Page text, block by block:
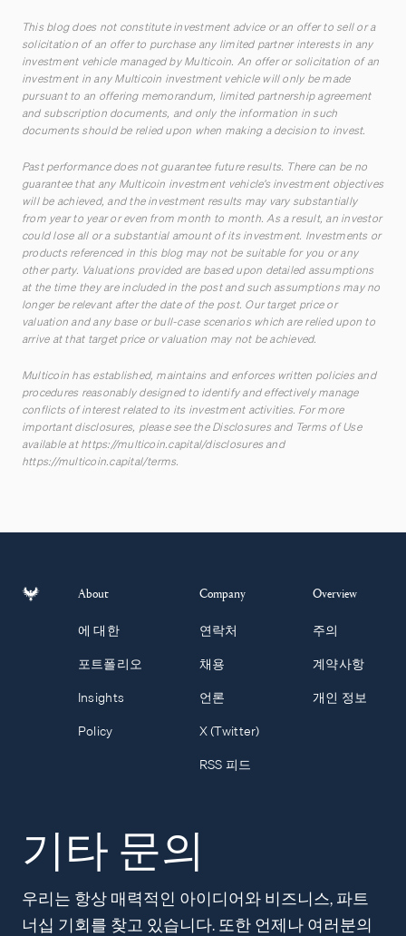
This blog does not constitute investment advice or an offer to sell or a
solicitation of an offer to purchase any limited partner interests in any
investment vehicle managed by Multicoin. An offer or solicitation of an
investment in any Multicoin investment vehicle will only be made
pursuant to an offering memorandum, limited partnership agreement
and subscription documents, and only the information in such
documents should be relied upon when making a decision to invest.
Past performance does not guarantee future results. There can be no
guarantee that any Multicoin investment vehicle’s investment objectives
will be achieved, and the investment results may vary substantially
from year to year or even from month to month. As a result, an investor
could lose all or a substantial amount of its investment. Investments or
products referenced in this blog may not be suitable for you or any
other party. Valuations provided are based upon detailed assumptions
at the time they are included in the post and such assumptions may no
longer be relevant after the date of the post. Our target price or
valuation and any base or bull-case scenarios which are relied upon to
arrive at that target price or valuation may not be achieved.
Multicoin has established, maintains and enforces written policies and
procedures reasonably designed to identify and effectively manage
conflicts of interest related to its investment activities. For more
important disclosures, please see the Disclosures and Terms of Use
available athttps://multicoin.capital/disclosuresand
https://multicoin.capital/terms.
About
에 대한
포트폴리오
Insights
Policy
Company
연락처
채용
언론
X (Twitter)
RSS 피드
Overview
주의
계약사항
개인 정보
기타 문의
우리는 항상 매력적인 아이디어와 비즈니스, 파트
너십 기회를 찾고 있습니다. 또한 언제나 여러분의